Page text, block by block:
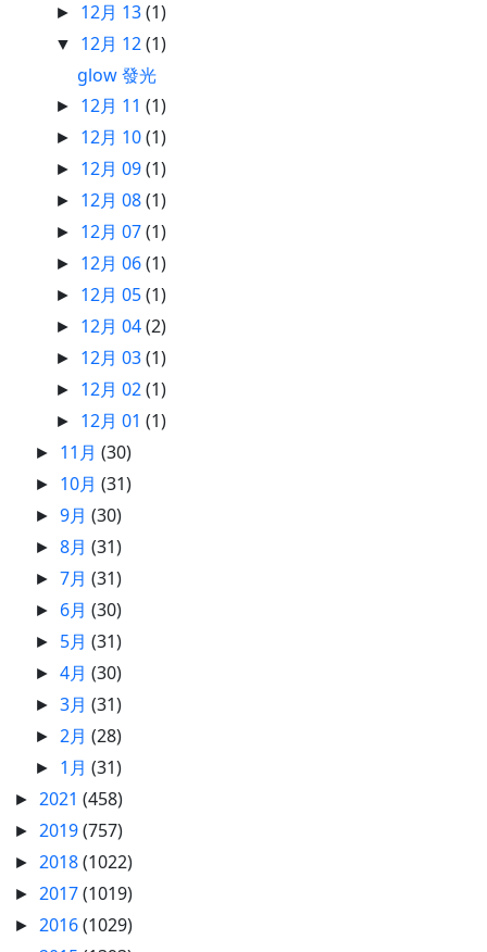
► 12月 13(1)
▼ 12月 12(1)
glow 發光
► 12月 11(1)
► 12月 10(1)
► 12月 09(1)
► 12月 08(1)
► 12月 07(1)
► 12月 06(1)
► 12月 05(1)
► 12月 04(2)
► 12月 03(1)
► 12月 02(1)
► 12月 01(1)
► 11月(30)
► 10月(31)
►9月(30)
►8月(31)
►7月(31)
► 6月(30)
► 5月(31)
►4月(30)
►3月(31)
► 2月(28)
► 1月(31)
► 2021 (458)
► 2019(757)
► 2018(1022)
► 2017(1019)
► 2016(1029)